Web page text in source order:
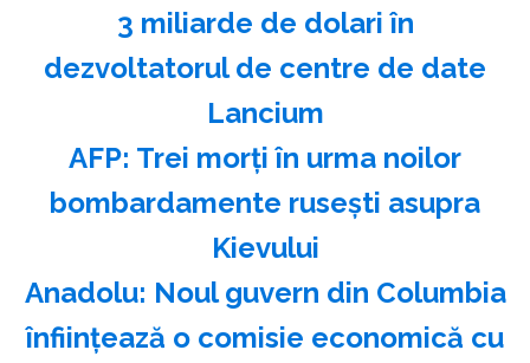
3 miliarde de dolari în
dezvoltatorul de centre de date
Lancium
AFP: Trei morţi în urma noilor
bombardamente ruseşti asupra
Kievului
Anadolu: Noul guvern din Columbia
înfiinţează o comisie economică cu